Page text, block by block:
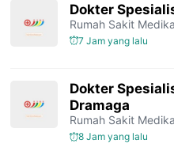
Dokter
Rumah Sakit
7 Jam yang lalu
Dokter
Dramaga
Rumah Sakit
8 Jam yang lalu